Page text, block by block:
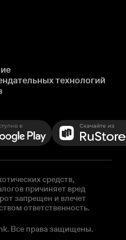
технологий
средств,
причиняет вред
запрещен и влечет
ответственность.
Все права защищены.